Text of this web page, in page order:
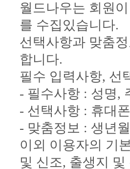
월드나우는 회원
를 수집있습니다.
선택사항과 맞춤
합니다.
필수 입력사항, 선
- 필수사항 : 성명,
- 선택사항 : 휴대
- 맞춤정보 : 생년
이외 이용자의 기
및 신조, 출생지